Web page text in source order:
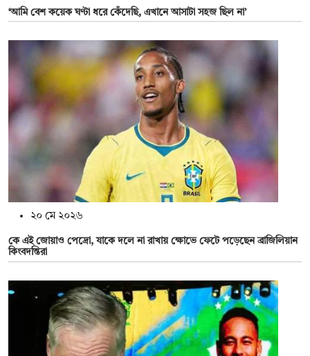
‘আমি বেশ কয়েক ঘণ্টা ধরে কেঁদেছি, এখানে আসাটা সহজ ছিল না’
২০ মে ২০২৬
কে এই জোয়াও পেদ্রো, যাকে দলে না রাখায় ক্ষোভে ফেটে পড়েছেন ব্রাজিলিয়ান
কিংবদন্তিরা